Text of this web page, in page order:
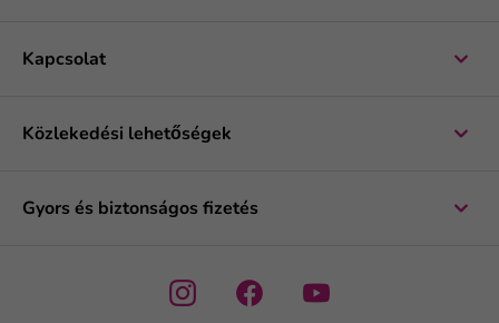
Kapcsolat
Közlekedési lehetőségek
Gyors és biztonságos fizetés